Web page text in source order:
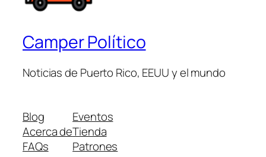
Camper Político
Noticias de Puerto Rico, EEUU y el mundo
Blog
Acerca de
FAQs
Eventos
Tienda
Patrones